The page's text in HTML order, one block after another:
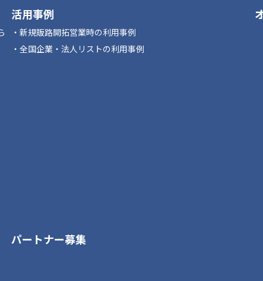
活用事例
新規販路開拓営業時の利用事例
全国企業・法人リストの利用事例
パートナー募集